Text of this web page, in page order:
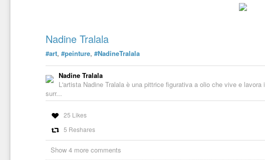
Qui suis-je ?
Pour rappels :
je vous invite àtélécharger gratuitement la compilation des
rendez-vous du vendredi» sur :https://www.cuisine-art-politique-
vous-du-vendredi.pdf
vidéo de lecture de «La fable des attentistes » : https://
Vidéos de lecture du premier chapitre du romanLes pages
Bon courage.
Nadine Tralala
#art, #peinture, #NadineTralala
Nadine Tralala
L'artista Nadine Tralala è una pittrice figurativa a olio che vive e
surr...
25 Likes
5 Reshares
Show 4 more comments